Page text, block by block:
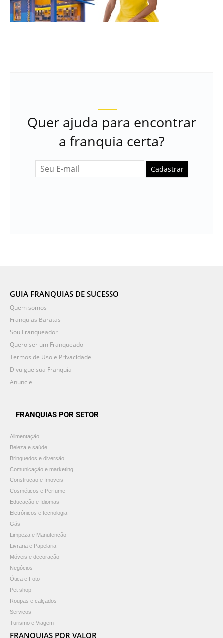
Quer ajuda para encontrar
a franquia certa?
Cadastrar
GUIA FRANQUIAS DE SUCESSO
Quem somos
Franquias Baratas
Sou Franqueador
Quero ser um Franqueado
Termos de Uso e Privacidade
Divulgue sua Franquia
Anuncie
FRANQUIAS POR SETOR
Alimentação
Beleza e saúde
Brinquedos e diversão
Comunicação e marketing
Construção e Imóveis
Cosméticos e Perfume
Educação e Idiomas
Eletrônicos e tecnologia
Gás
Limpeza e Manutenção
Livraria e Papelaria
Móveis e decoração
Negócios
Ótica e Foto
Pet shop
Roupas e calçados
Serviços
Turismo e Viagem
FRANQUIAS POR VALOR